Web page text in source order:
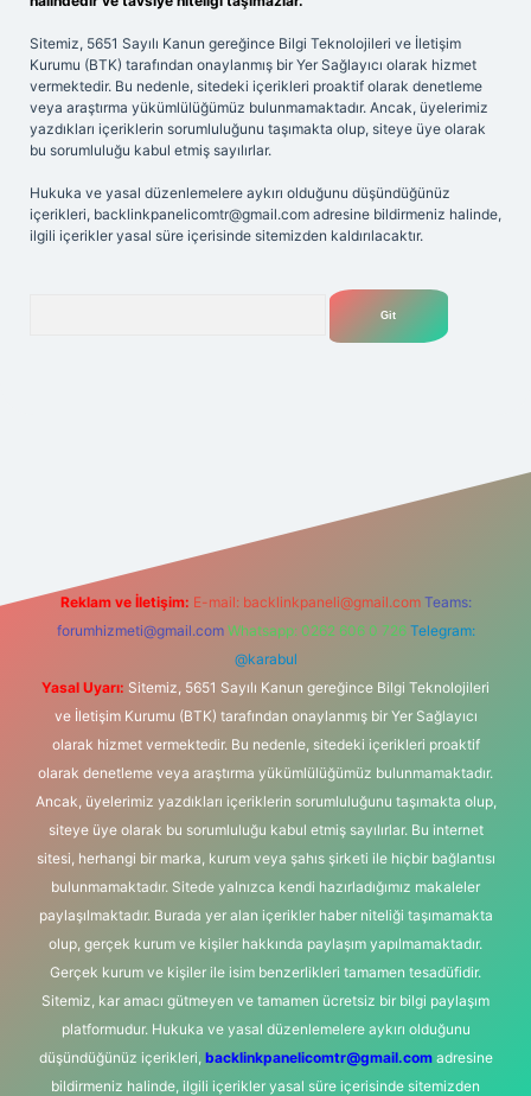
Sitemiz, 5651 Sayılı Kanun gereğince Bilgi Teknolojileri ve İletişim
Kurumu (BTK) tarafından onaylanmış bir Yer Sağlayıcı olarak hizmet
vermektedir. Bu nedenle, sitedeki içerikleri proaktif olarak denetleme
veya araştırma yükümlülüğümüz bulunmamaktadır. Ancak, üyelerimiz
yazdıkları içeriklerin sorumluluğunu taşımakta olup, siteye üye olarak
bu sorumluluğu kabul etmiş sayılırlar.
Hukuka ve yasal düzenlemelere aykırı olduğunu düşündüğünüz
içerikleri, backlinkpanelicomtr@gmail.com adresine bildirmeniz halinde,
ilgili içerikler yasal süre içerisinde sitemizden kaldırılacaktır.
Reklam ve İletişim: E-mail: backlinkpaneli@gmail.com Teams:
forumhizmeti@gmail.com Whatsapp: 0262 606 0 726 Telegram:
@karabul
Yasal Uyarı: Sitemiz, 5651 Sayılı Kanun gereğince Bilgi Teknolojileri
ve İletişim Kurumu (BTK) tarafından onaylanmış bir Yer Sağlayıcı
olarak hizmet vermektedir. Bu nedenle, sitedeki içerikleri proaktif
olarak denetleme veya araştırma yükümlülüğümüz bulunmamaktadır.
Ancak, üyelerimiz yazdıkları içeriklerin sorumluluğunu taşımakta olup,
siteye üye olarak bu sorumluluğu kabul etmiş sayılırlar. Bu internet
sitesi, herhangi bir marka, kurum veya şahıs şirketi ile hiçbir bağlantısı
bulunmamaktadır. Sitede yalnızca kendi hazırladığımız makaleler
paylaşılmaktadır. Burada yer alan içerikler haber niteliği taşımamakta
olup, gerçek kurum ve kişiler hakkında paylaşım yapılmamaktadır.
Gerçek kurum ve kişiler ile isim benzerlikleri tamamen tesadüfidir.
Sitemiz, kar amacı gütmeyen ve tamamen ücretsiz bir bilgi paylaşım
platformudur. Hukuka ve yasal düzenlemelere aykırı olduğunu
düşündüğünüz içerikleri, backlinkpanelicomtr@gmail.comadresine
bildirmeniz halinde, ilgili içerikler yasal süre içerisinde sitemizden